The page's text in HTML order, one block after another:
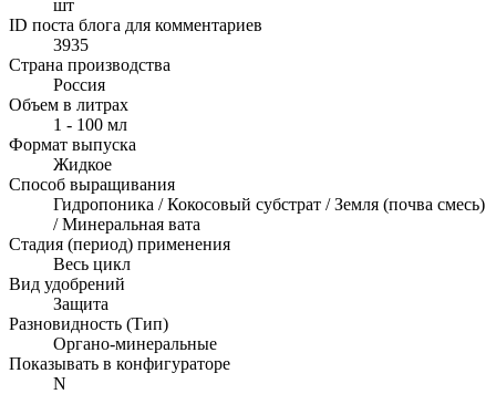
шт
ID поста блога для комментариев
3935
Страна производства
Россия
Объем в литрах
1 - 100 мл
Формат выпуска
Жидкое
Способ выращивания
Гидропоника / Кокосовый субстрат / Земля (почва смесь)
/ Минеральная вата
Стадия (период) применения
Весь цикл
Вид удобрений
Защита
Разновидность (Тип)
Органо-минеральные
Показывать в конфигураторе
N